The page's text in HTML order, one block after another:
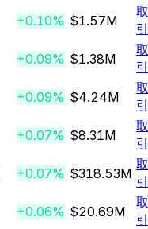
+0.10% $1.57M
取
引
+0.09% $1.38M
取
引
+0.09% $4.24M
取
引
+0.07% $8.31M
取
引
+0.07% $318.53M
取
引
+0.06% $20.69M
取
引